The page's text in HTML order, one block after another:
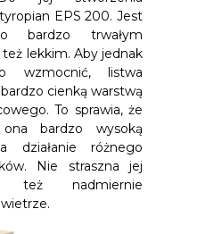
EPS 200. Jest
bardzo trwałym
też lekkim. Aby jednak
wzmocnić, listwa
cienką warstwą
To sprawia, że
bardzo wysoką
działanie różnego
Nie straszna jej
nadmiernie